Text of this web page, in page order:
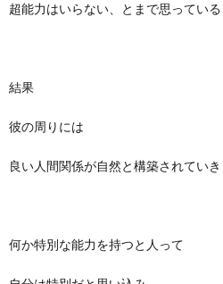
超能力はいらない、とまで思っている
結果
彼の周りには
良い人間関係が自然と構築されてい
何か特別な能力を持つと人って